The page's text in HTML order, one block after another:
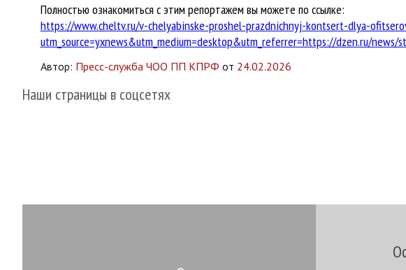
Полностью ознакомиться с этим репортажем вы можете по ссылке:
https://www.cheltv.ru/v-chelyabinske-proshel-prazdnichnyj-kontsert-dlya-
utm_source=yxnews&utm_medium=desktop&utm_referrer=https://dzen.ru/
Автор: Пресс-служба ЧОО ПП КПРФ от 24.02.2026
Наши страницы в соцсетях